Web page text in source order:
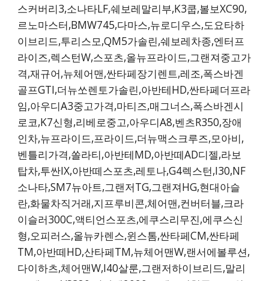
스커버리3,소나타LF,쉐보레말리부,K3쿱,볼보XC90,
르노마스터,BMW745,다마스,뉴로디우스,도요타하
이브리드,투리스모,QM5가솔린,쉐보레차종,엔터프
라이즈,렉스턴W,스포츠,올뉴프라이드,그랜져중고가
격,재규어,뉴체어맨,싼타페장기렌트,레조,폭스바겐
골프GTI,더뉴쏘렌토가솔린,아반테HD,싼타페더프라
임,아우디A3중고가격,마티즈,매그너스,폭스바겐시
로코,K7신형,리베로중고,아우디A8,벤츠R350,장애
인차,뉴프라이드,프라이드,더뉴맥스크루즈,모아비,
벤틀리가격,쏠라티,아반테MD,아반떼AD디젤,라보
탑차,투싼IX,아반떼스포츠,레토나,G4렉스턴,I30,NF
소나타,SM7뉴아트,그랜저TG,그랜져HG,현대아슬
란,화물차직거래,지프루비콘,체어맨,컨버터블,크라
이슬러300C,액티언스포츠,에쿠스리무진,에쿠스신
형,오피러스,올뉴카렌스,윈스톰,싼타페CM,싼타페
TM,아반떼HD,산타페TM,뉴체어맨W,랜서에볼루션,
다이하츠,체어맨W,I40살룬,그랜저하이브리드,말리